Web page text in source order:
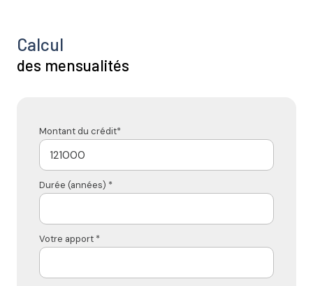
Calcul
des mensualités
Montant du crédit*
Durée (années) *
Votre apport *